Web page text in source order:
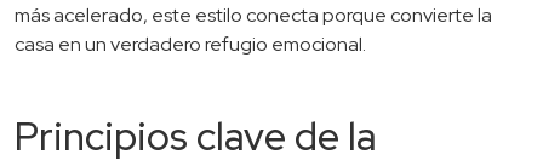
más acelerado, este estilo conecta porque convierte la
casa en un verdadero refugio emocional.
Principios clave de la